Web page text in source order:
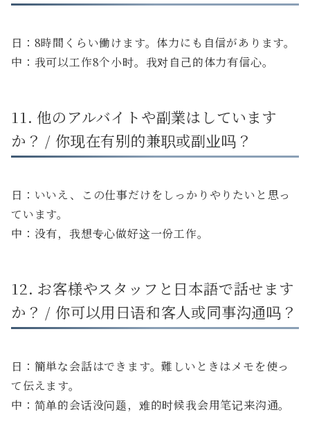
日：8時間くらい働けます。体力にも自信があります。
中：我可以工作8个小时。我对自己的体力有信心。
11. 他のアルバイトや副業はしています
か？ / 你现在有别的兼职或副业吗？
日：いいえ、この仕事だけをしっかりやりたいと思っ
ています。
中：没有，我想专心做好这一份工作。
12. お客様やスタッフと日本語で話せます
か？ / 你可以用日语和客人或同事沟通吗？
日：簡単な会話はできます。難しいときはメモを使っ
て伝えます。
中：简单的会话没问题，难的时候我会用笔记来沟通。